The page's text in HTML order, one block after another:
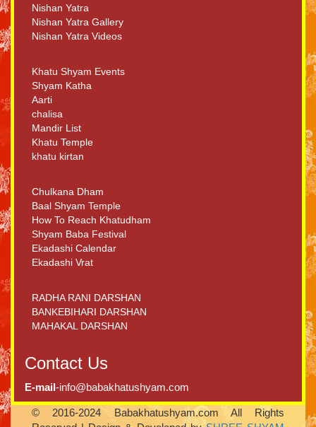
Nishan Yatra
Nishan Yatra Gallery
Nishan Yatra Videos
Khatu Shyam Events
Shyam Katha
Aarti
chalisa
Mandir List
Khatu Temple
khatu kirtan
Chulkana Dham
Baal Shyam Temple
How To Reach Khatudham
Shyam Baba Festival
Ekadashi Calendar
Ekadashi Vrat
RADHA RANI DARSHAN
BANKEBIHARI DARSHAN
MAHAKAL DARSHAN
Contact Us
E-mail-info@babakhatushyam.com
© 2016-2024 Babakhatushyam.com All Rights